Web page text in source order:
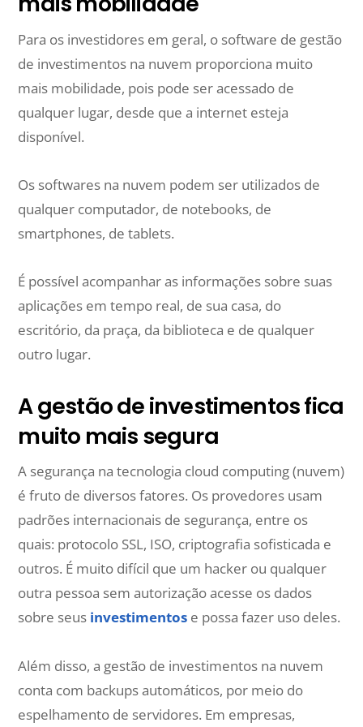
Para os investidores em geral, o software de gestão
de investimentos na nuvem proporciona muito
mais mobilidade, pois pode ser acessado de
qualquer lugar, desde que a internet esteja
disponível.
Os softwares na nuvem podem ser utilizados de
qualquer computador, de notebooks, de
smartphones, de tablets.
É possível acompanhar as informações sobre suas
aplicações em tempo real, de sua casa, do
escritório, da praça, da biblioteca e de qualquer
outro lugar.
A gestão de investimentos fica
muito mais segura
A segurança na tecnologia cloud computing (nuvem)
é fruto de diversos fatores. Os provedores usam
padrões internacionais de segurança, entre os
quais: protocolo SSL, ISO, criptografia sofisticada e
outros. É muito difícil que um hacker ou qualquer
outra pessoa sem autorização acesse os dados
sobre seus investimentos e possa fazer uso deles.
Além disso, a gestão de investimentos na nuvem
conta com backups automáticos, por meio do
espelhamento de servidores. Em empresas,